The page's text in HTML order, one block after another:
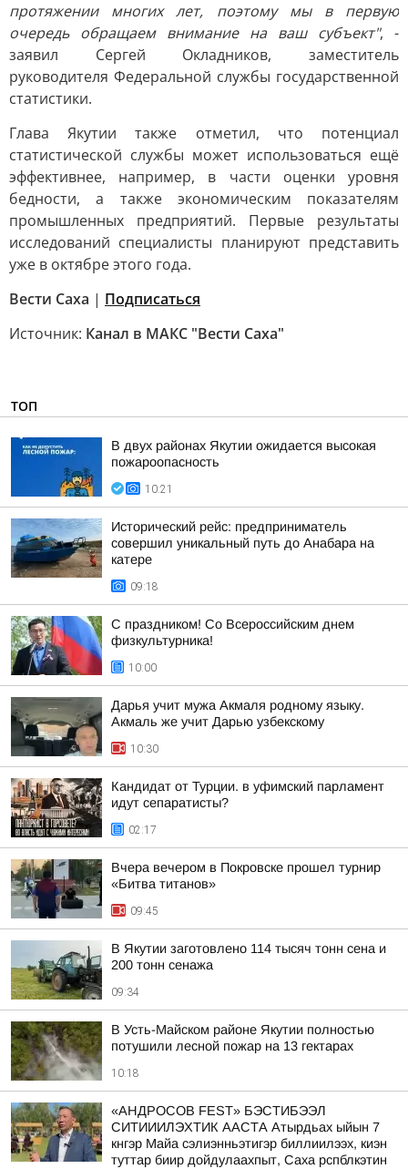
протяжении многих лет, поэтому мы в первую
очередь обращаем внимание на ваш субъект", -
заявил Сергей Окладников, заместитель
руководителя Федеральной службы государственной
статистики.
Глава Якутии также отметил, что потенциал
статистической службы может использоваться ещё
эффективнее, например, в части оценки уровня
бедности, а также экономическим показателям
промышленных предприятий. Первые результаты
исследований специалисты планируют представить
уже в октябре этого года.
Вести Саха | Подписаться
Источник: Канал в МАКС "Вести Саха"
ТОП
В двух районах Якутии ожидается высокая
пожароопасность
10:21
Исторический рейс: предприниматель
совершил уникальный путь до Анабара на
катере
09:18
С праздником! Со Всероссийским днем
физкультурника!
10:00
Дарья учит мужа Акмаля родному языку.
Акмаль же учит Дарью узбекскому
10:30
Кандидат от Турции. в уфимский парламент
идут сепаратисты?
02:17
Вчера вечером в Покровске прошел турнир
«Битва титанов»
09:45
В Якутии заготовлено 114 тысяч тонн сена и
200 тонн сенажа
09:34
В Усть-Майском районе Якутии полностью
потушили лесной пожар на 13 гектарах
10:18
«АНДРОСОВ FEST» БЭСТИБЭЭЛ
СИТИИИЛЭХТИК ААСТА Атырдьах ыйын 7
кнгэр Майа сэлиэнньэтигэр биллиилээх, киэн
туттар биир дойдулаахпыт, Саха рспблкэтин